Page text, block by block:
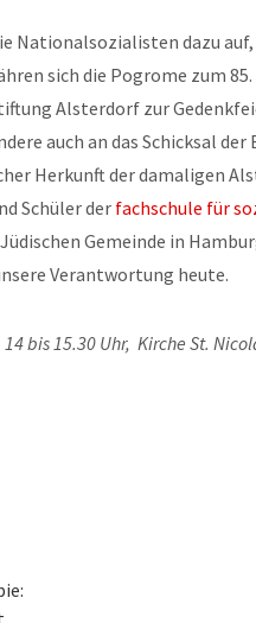
Nationalsozialisten dazu
sich die Pogrome zum
Alsterdorf zur
auch an das Schicksal
Herkunft der damaligen
Schüler der fachschule für
Gemeinde in
Verantwortung heute.
bis 15.30 Uhr, Kirche St.